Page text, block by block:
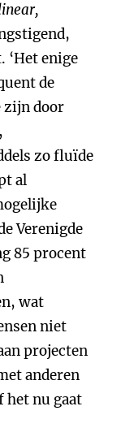
enige
de
zijn door
zo fluïde
al
Verenigde
85 procent
wat
niet
projecten
anderen
het nu gaat